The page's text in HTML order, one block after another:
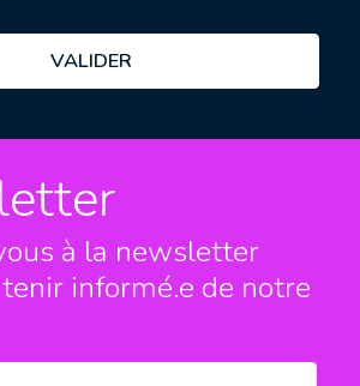
à la newsletter
informé.e de notre